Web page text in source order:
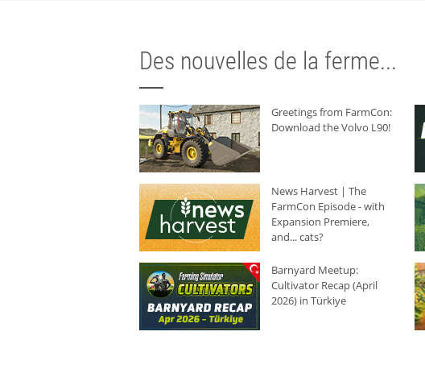
Des nouvelles de la ferme...
Greetings from FarmCon:
Download the Volvo L90!
News Harvest | The
FarmCon Episode - with
Expansion Premiere,
and... cats?
Barnyard Meetup:
Cultivator Recap (April
2026) in Türkiye